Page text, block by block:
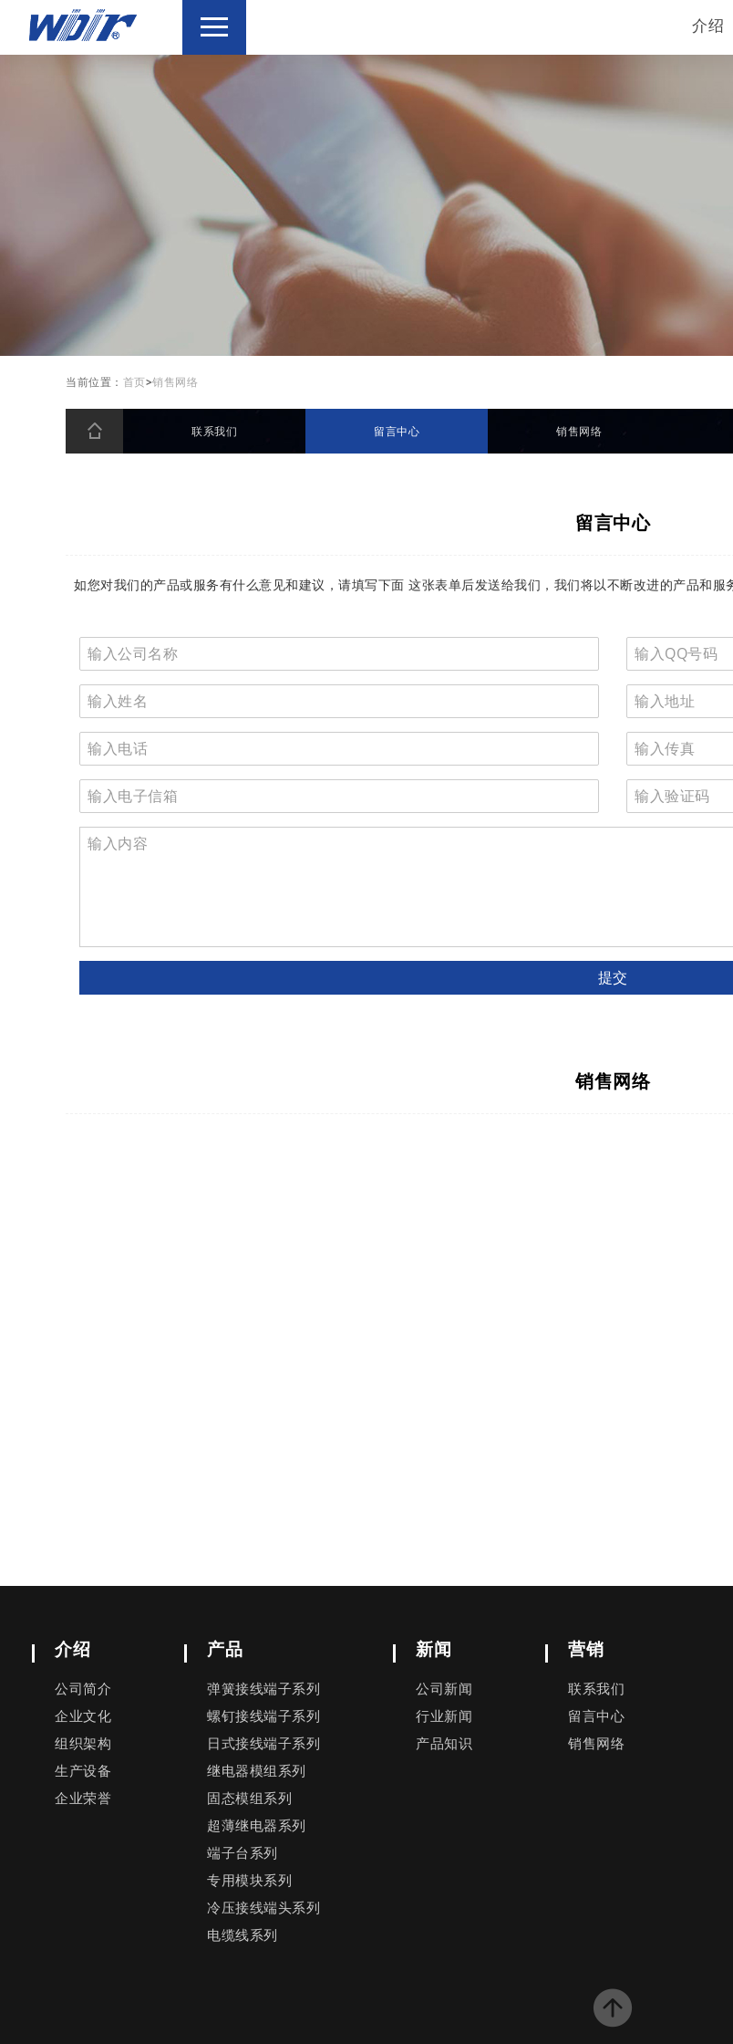
介绍
当前位置： 首页>销售网络
联系我们 留言中心 销售网络
留言中心
如您对我们的产品或服务有什么意见和建议，请填写下面 这张表单后发送给我们，我们将以不断改进的产品和
提交
销售网络
介绍
公司简介
企业文化
组织架构
生产设备
企业荣誉
产品
弹簧接线端子系列
螺钉接线端子系列
日式接线端子系列
继电器模组系列
固态模组系列
超薄继电器系列
端子台系列
专用模块系列
冷压接线端头系列
电缆线系列
新闻
公司新闻
行业新闻
产品知识
营销
联系我们
留言中心
销售网络
